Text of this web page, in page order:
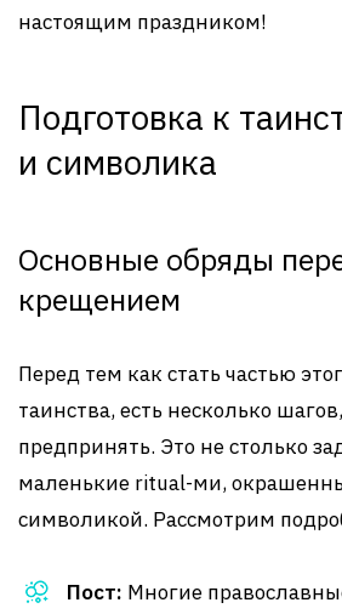
настоящим праздником!
Подготовка к
и символика
Основные обряды
крещением
Перед тем как стать частью
таинства, есть несколько
предпринять. Это не столько
маленькие ritual-ми,
символикой. Рассмотрим
Пост: Многие